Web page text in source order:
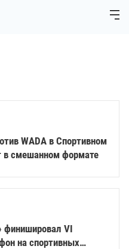
WADA в Спортивном
в смешанном формате
финишировал VI
на спортивных